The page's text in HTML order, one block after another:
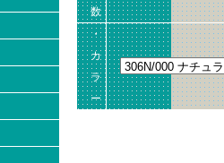
数
・
カ
ラ
ー